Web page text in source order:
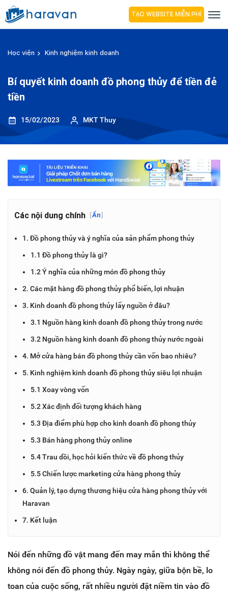
TẠO WEBSITE MIỄN PHÍ
Học viện Kinh nghiệm kinh doanh
Bí quyết kinh doanh đồ phong thủy để tiền đẻ
tiền
15/02/2023 MKT Thuy
Các nội dung chính [Ẩn]
1. Đồ phong thủy và ý nghĩa của sản phẩm phong thủy
1.1 Đồ phong thủy là gì?
1.2 Ý nghĩa của những món đồ phong thủy
2. Các mặt hàng đồ phong thủy phổ biến, lợi nhuận
3. Kinh doanh đồ phong thủy lấy nguồn ở đâu?
3.1 Nguồn hàng kinh doanh đồ phong thủy trong nước
3.2 Nguồn hàng kinh doanh đồ phong thủy nước ngoài
4. Mở cửa hàng bán đồ phong thủy cần vốn bao nhiêu?
5. Kinh nghiệm kinh doanh đồ phong thủy siêu lợi nhuận
5.1 Xoay vòng vốn
5.2 Xác định đối tượng khách hàng
5.3 Địa điểm phù hợp cho kinh doanh đồ phong thủy
5.3 Bán hàng phong thủy online
5.4 Trau dồi, học hỏi kiến thức về đồ phong thủy
5.5 Chiến lược marketing cửa hàng phong thủy
6. Quản lý, tạo dựng thương hiệu cửa hàng phong thủy với
Haravan
7. Kết luận
Nói đến những đồ vật mang đến may mắn thì không thể
không nói đến đồ phong thủy. Ngày ngày, giữa bộn bề, lo
toan của cuộc sống, rất nhiều người đặt niềm tin vào đồ